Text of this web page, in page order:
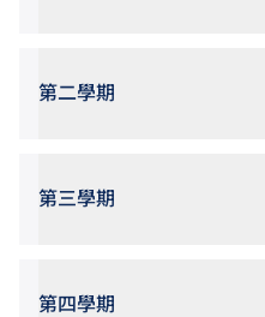
第二學期
第三學期
第四學期